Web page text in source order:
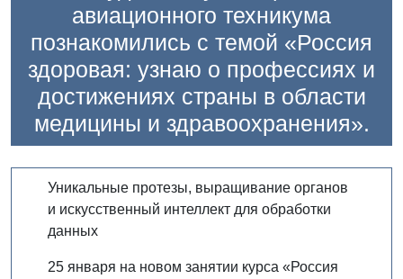
авиационного техникума
познакомились с темой «Россия
здоровая: узнаю о профессиях и
достижениях страны в области
медицины и здравоохранения».
Уникальные протезы, выращивание органов
и искусственный интеллект для обработки
данных
25 января на новом занятии курса «Россия